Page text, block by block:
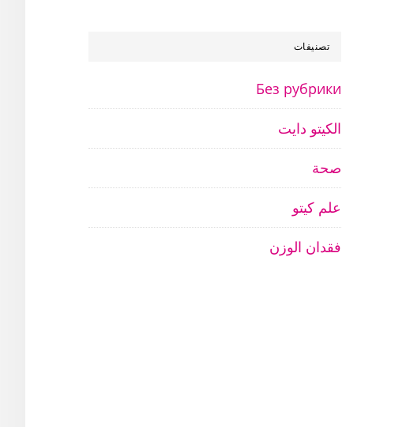
تصنيفات
Без рубрики
الكيتو دايت
صحة
علم كيتو
فقدان الوزن